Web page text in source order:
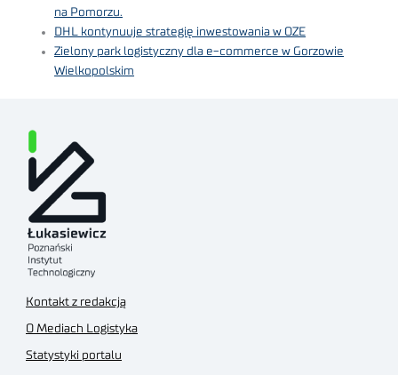
na Pomorzu.
DHL kontynuuje strategię inwestowania w OZE
Zielony park logistyczny dla e-commerce w Gorzowie
Wielkopolskim
Kontakt z redakcją
O Mediach Logistyka
Statystyki portalu